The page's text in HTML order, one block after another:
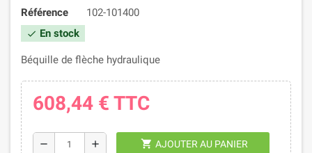
Référence 102-101400
check En stock
Béquille de flèche hydraulique
608,44 € TTC
remove add shopping_cart AJOUTER AU PANIER